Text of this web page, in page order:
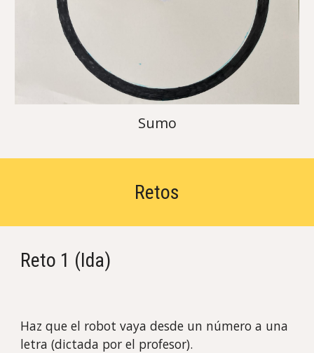
Sumo
Retos
Reto 1 (Ida)
Haz que el robot vaya desde un número a una
letra (dictada por el profesor).